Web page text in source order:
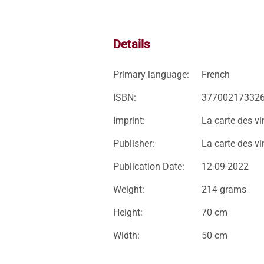
Details
Primary language: French
ISBN:
Imprint: La carte des
Publisher: La carte des
Publication Date: 12-09-2022
Weight: 214 grams
Height: 70 cm
Width: 50 cm